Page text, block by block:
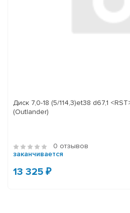
Диск 7,0-18 (5/114,3)et38 d67,1
(Outlander)
0 отзывов
заканчивается
13 325 ₽